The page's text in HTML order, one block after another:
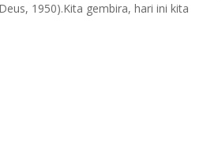
1950).Kita gembira, hari ini kita